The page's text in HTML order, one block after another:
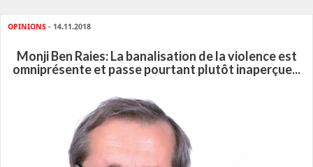
OPINIONS - 14.11.2018
Monji Ben Raies: La banalisation de la violence est
omniprésente et passe pourtant plutôt inaperçue...